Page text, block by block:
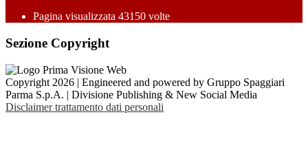
Pagina visualizzata 43150 volte
Sezione Copyright
Copyright 2026 | Engineered and powered by Gruppo Spaggiari
Parma S.p.A. | Divisione Publishing & New Social Media
Disclaimer trattamento dati personali